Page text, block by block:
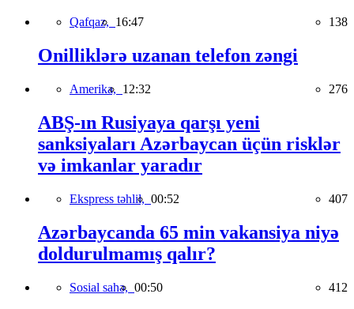
Qafqaz, 16:47 138
Onilliklərə uzanan telefon zəngi
Amerika, 12:32 276
ABŞ-ın Rusiyaya qarşı yeni
sanksiyaları Azərbaycan üçün risklər
və imkanlar yaradır
Ekspress təhlil, 00:52 407
Azərbaycanda 65 min vakansiya niyə
doldurulmamış qalır?
Sosial sahə, 00:50 412